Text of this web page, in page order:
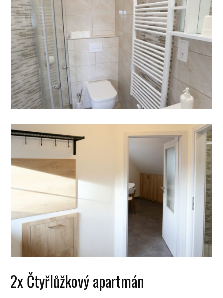
2x Čtyřlůžkový apartmán